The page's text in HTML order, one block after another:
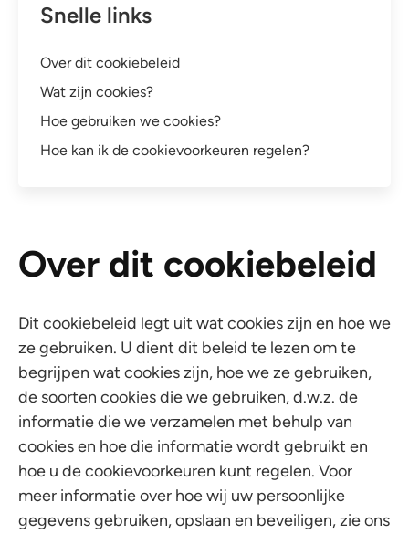
Snelle links
Over dit cookiebeleid
Wat zijn cookies?
Hoe gebruiken we cookies?
Hoe kan ik de cookievoorkeuren regelen?
Over dit cookiebeleid
Dit cookiebeleid legt uit wat cookies zijn en hoe we
ze gebruiken. U dient dit beleid te lezen om te
begrijpen wat cookies zijn, hoe we ze gebruiken,
de soorten cookies die we gebruiken, d.w.z. de
informatie die we verzamelen met behulp van
cookies en hoe die informatie wordt gebruikt en
hoe u de cookievoorkeuren kunt regelen. Voor
meer informatie over hoe wij uw persoonlijke
gegevens gebruiken, opslaan en beveiligen, zie ons